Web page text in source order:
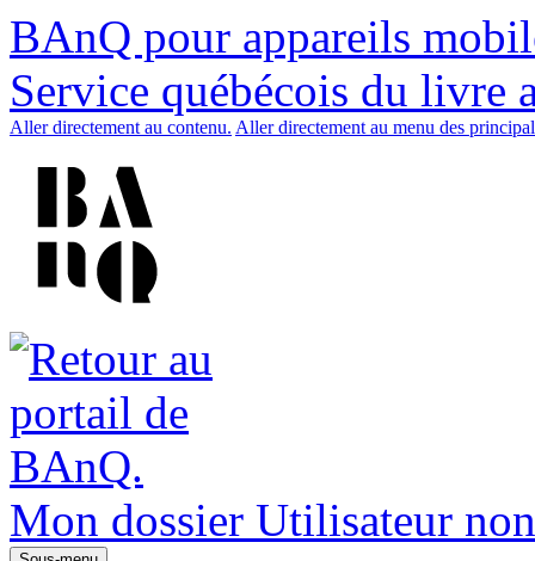
BAnQ pour appareils
Service québécois du livre
Aller directement au contenu. Aller directement au menu des
Mon dossier Utilisateur